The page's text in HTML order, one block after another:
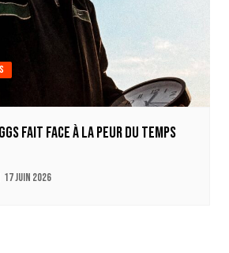
fait face à la peur du temps
17 juin 2026